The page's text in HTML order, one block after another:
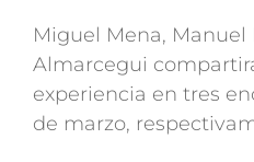
Miguel Mena, Manuel
Almarcegui
experiencia en tres
de marzo,